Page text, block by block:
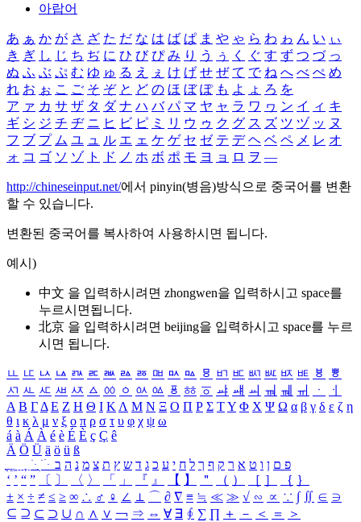
아랍어
あ ぁ か が さ ざ た だ な は ば ぱ ま や ゃ ら わ ゎ ん い ぃ
き ぎ し じ ち ぢ に ひ び ぴ み り う ぅ く ぐ す ず つ づ っ
ぬ ふ ぶ ぷ む ゆ ゅ る え ぇ け げ せ ぜ て で ね へ べ ぺ め
れ お ぉ こ ご そ ぞ と ど の ほ ぼ ぽ も よ ょ ろ を
ア ァ カ サ ザ タ ダ ナ ハ バ パ マ ヤ ャ ラ ワ ヮ ン イ ィ キ
ギ シ ジ チ ヂ ニ ヒ ビ ピ ミ リ ウ ゥ ク グ ス ズ ツ ヅ ッ ヌ
フ ブ プ ム ユ ュ ル エ ェ ケ ゲ セ ゼ テ デ ヘ ベ ペ メ レ オ
ォ コ ゴ ソ ゾ ト ド ノ ホ ボ ポ モ ヨ ョ ロ ヲ ―
http://chineseinput.net/에서 pinyin(병음)방식으로 중국어를 변환
할 수 있습니다.
변환된 중국어를 복사하여 사용하시면 됩니다.
예시)
中文 을 입력하시려면 zhongwen을 입력하시고 space를
누르시면됩니다.
北京 을 입력하시려면 beijing을 입력하시고 space를 누르
시면 됩니다.
ㅥ ㅦ ㅧ ㅨ ㅩ ㅪ ㅫ ㅬ ㅭ ㅮ ㅯ ㅰ ㅱ ㅲ ㅳ ㅴ ㅵ ㅶ ㅷ ㅸ
ㅹ
ㅺ ㅻ ㅼ ㅽ ㅾ ㅿ ㆀ ㆁ ㆂ ㆃ ㆄ ㆅ ㆆ ㆇ ㆈ ㆉ ㆊ ㆋ ㆌ ㆍ
ㆎ
Α Β ΓΔ Ε Ζ Η Θ Ι ΚΛ Μ Ν Ξ Ο Π Ρ Σ ΤΥ Φ Χ Ψ Ω α β γ δ ε ζ η
θ ι κ λ μ ν ξ ο π ρ σ τ υ φ χ ψ ω
á à Á À é è É È ç Ç ê
Ä Ö Ü ä ö ü ß
ִֶֹ ֻּ ׁׂ פ ם ן ו ט א ר ק ף ך ל ח י ע כ ג ד ש ץ ת צ מ נ ה ב
‘ ’ “ ” 〔 〕 〈 〉 「 」 『 』 【 】 ＂ （ ） ［ ］ ｛ ｝
± × ÷ ≠ ≤ ≥ ∞ ∴ ♂ ♀ ∠ ⊥ ⌒ ∂ ∇ ≡ ≒ ≪ ≫ √ ∽ ∝ ∵ ∫ ∬ ∈ ∋
⊆ ⊇ ⊂ ⊃ ∪ ∩ ∧ ∨ ￢ ⇒ ⇔ ∀ ∃ ∮ ∑ ∏ ＋ － ＜ ＝
＞